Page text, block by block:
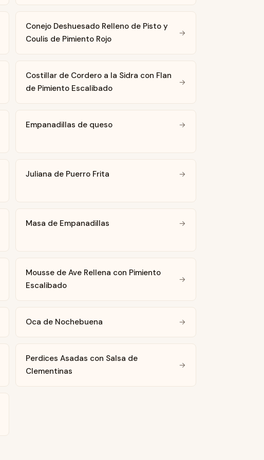
Conejo Deshuesado Relleno de Pisto y
Coulis de Pimiento Rojo
→
Costillar de Cordero a la Sidra con Flan
de Pimiento Escalibado
→
Empanadillas de queso →
Juliana de Puerro Frita →
Masa de Empanadillas →
Mousse de Ave Rellena con Pimiento
Escalibado
→
Oca de Nochebuena →
Perdices Asadas con Salsa de
Clementinas
→